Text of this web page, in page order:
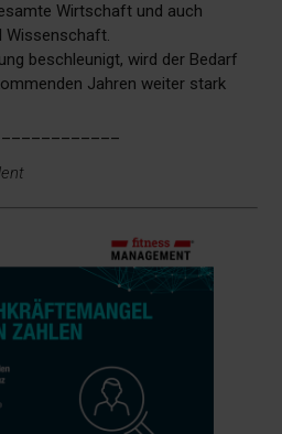
Wirtschaft und auch
Wissenschaft.
beschleunigt, wird der Bedarf
Jahren weiter stark